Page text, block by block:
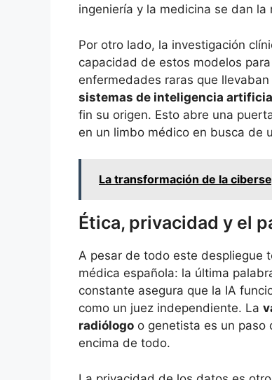
ingeniería y la medicina se dan
Por otro lado, la investigación
capacidad de estos modelos
enfermedades raras que
sistemas de inteligencia
fin su origen. Esto abre una
en un limbo médico en busca de
La transformación de la
Ética, privacidad y el
A pesar de todo este despliegue
médica española: la última
constante asegura que la IA
como un juez independiente. La
radiólogo o genetista es un paso
encima de todo.